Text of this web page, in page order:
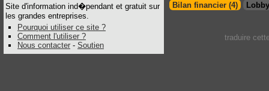
Site d'information ind�pendant et gratuit sur
les grandes entreprises.
Pourquoi utiliser ce site ?
Comment l'utiliser ?
Nous contacter - Soutien
Bilan financier (4)
traduire